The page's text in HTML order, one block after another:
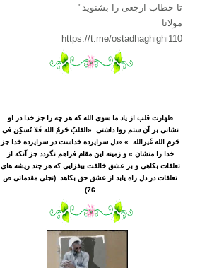
تا خطاب ارجعی را بشنوید"
مولانا
https://t.me/ostadhaghighi110
طهارت قلب از یاد ما سوی الله که هر چه را جز خدا در او
نشانی بر آن ستم روا داشتی. «القلبُ حَرمُ الله فَلا تُسکِن فی
حَرمِ الله غَیرالله .» «دل سراپرده خداست در سراپرده خدا جز
خدا را منشان » و زمینه این مقام فراهم نگردد جز آنکه از
تعلقات بکاهی و بر عشق خالقت بیفزایی که هر چند ریشه های
تعلقات در دل راه یابد از عشق حق بکاهد. (تجلی مقدماتی ص
76)